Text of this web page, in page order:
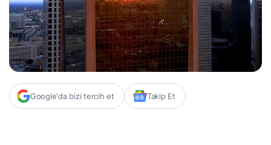
Google'da bizi tercih et Takip Et